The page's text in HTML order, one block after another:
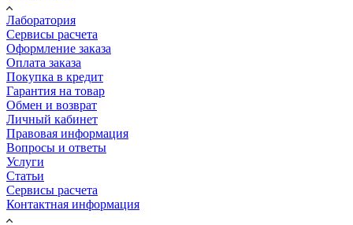
Лаборатория
Сервисы расчета
Оформление заказа
Оплата заказа
Покупка в кредит
Гарантия на товар
Обмен и возврат
Личный кабинет
Правовая информация
Вопросы и ответы
Услуги
Статьи
Сервисы расчета
Контактная информация